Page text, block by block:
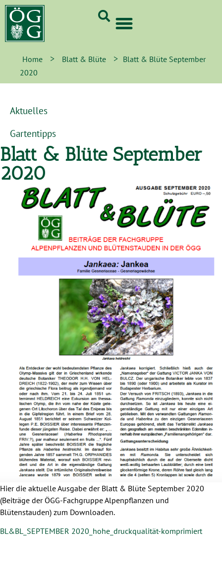
Home > Blatt & Blüte > Blatt & Blüte September
2020
Aktuelles
Gartentipps
Blatt & Blüte September
2020
Hier die aktuelle Ausgabe der Blatt & Blüte September 2020
(Beiträge der ÖGG-Fachgruppe Alpenpflanzen und
Blütenstauden) zum Downloaden.
BL&BL_SEPTEMBER 2020_hohe_druckqualität-komprimiert